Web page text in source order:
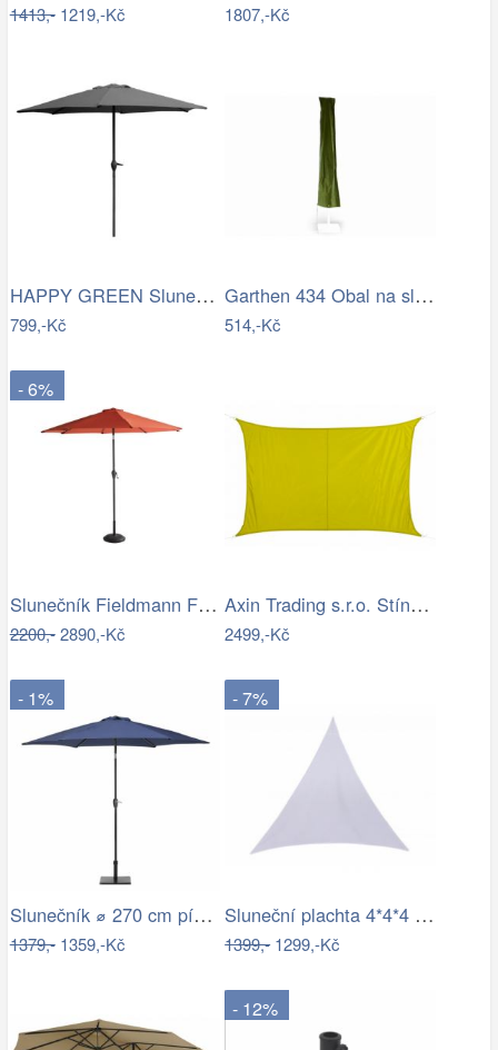
1413,-1219,-Kč 1807,-Kč
HAPPY GREEN Slunečník s kličkou 230 cm,…
799,-Kč
Garthen 434 Obal na slunečník s…
514,-Kč
- 6%
Slunečník Fieldmann FDZN 4014
2200,-2890,-Kč
Axin Trading s.r.o. Stínící plachta…
2499,-Kč
- 1%
Slunečník ⌀ 270 cm pískově béžový VARESE
1379,-1359,-Kč
- 7%
Sluneční plachta 4*4*4 m bílá
1399,-1299,-Kč
- 12%